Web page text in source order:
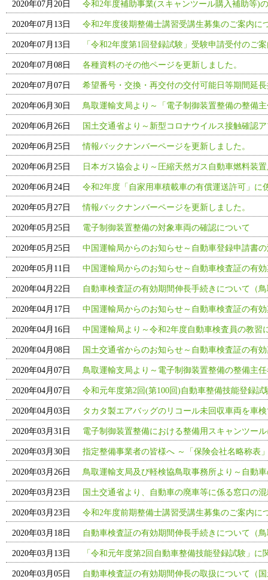
2020年07月20日 令和2年度補助事業(スキャンツール購入補助等)
2020年07月13日 令和2年度後期整備士講習受講生募集のご案内に
2020年07月13日 「令和2年度第1回登録試験」受験申請受付のご
2020年07月08日 各種資料のその他ページを更新しました。
2020年07月07日 希望番号・交換・再交付の交付可能日等期間延
2020年06月30日 鳥取運輸支局より～「電子制御装置整備の整備
2020年06月26日 国土交通省より～新型コロナウイルス接触確認
2020年06月25日 情報バックナンバーページを更新しました。
2020年06月25日 日本ガス協会より～圧縮天然ガス自動車燃料装
2020年06月24日 令和2年度「自家用車積載車の有償運送許可」に
2020年05月27日 情報バックナンバーページを更新しました。
2020年05月25日 電子制御装置整備の対象車両の確認について
2020年05月25日 中国運輸局からのお知らせ～自動車登録申請書
2020年05月11日 中国運輸局からのお知らせ～自動車検査証の有
2020年04月22日 自動車検査証の有効期間伸長手続きについて（
2020年04月17日 中国運輸局からのお知らせ～自動車検査証の有
2020年04月16日 中国運輸局より～令和2年度自動車検査員の教習
2020年04月08日 国土交通省からのお知らせ～自動車検査証の有
2020年04月07日 鳥取運輸支局より～電子制御装置整備の整備主
2020年04月07日 令和元年度第2回(第100回)自動車整備技能登録
2020年04月03日 タカタ製エアバッグのリコール未回収車両を車
2020年03月31日 電子制御装置整備における整備用スキャンツー
2020年03月30日 指定整備事業者の皆様へ ～「保険会社名略称表
2020年03月26日 鳥取運輸支局及び軽検協鳥取事務所より～自動
2020年03月23日 国土交通省より、自動車の廃車等に係る窓口の
2020年03月23日 令和2年度前期整備士講習受講生募集のご案内に
2020年03月18日 自動車検査証の有効期間伸長手続きについて（
2020年03月13日 「令和元年度第2回自動車整備技能登録試験」に
2020年03月05日 自動車検査証の有効期間伸長の取扱について（